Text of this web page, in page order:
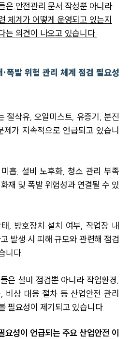
은 안전관리 문서 작성뿐 아니라
체계가 어떻게 운영되고 있는지
는 의견이 나오고 있습니다.
폭발 위험 관리 체계 점검 필요성
절삭유, 오일미스트, 유증기, 분진
가 지속적으로 언급되고 있습니
흡, 설비 노후화, 청소 관리 부족
재 및 폭발 위험성과 연결될 수 있
, 방호장치 설치 여부, 작업장 내
발생 시 피해 규모와 관련해 점검
니다.
은 설비 점검뿐 아니라 작업환경,
비상 대응 절차 등 산업안전 관리
필요성이 제기되고 있습니다.
성이 언급되는 주요 산업안전 이